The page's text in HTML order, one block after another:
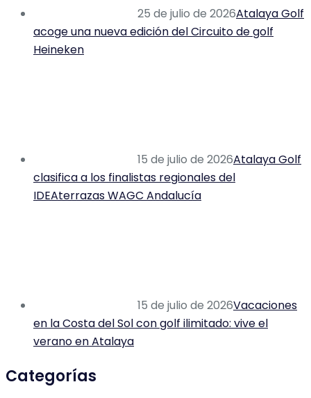
25 de julio de 2026Atalaya Golf
acoge una nueva edición del Circuito de golf
Heineken
15 de julio de 2026Atalaya Golf
clasifica a los finalistas regionales del
IDEAterrazas WAGC Andalucía
15 de julio de 2026Vacaciones
en la Costa del Sol con golf ilimitado: vive el
verano en Atalaya
Categorías